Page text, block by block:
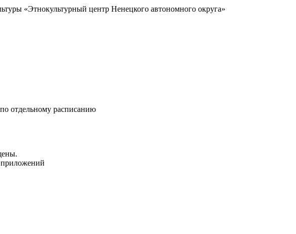
«Этнокультурный центр Ненецкого автономного округа»
отдельному расписанию
приложений